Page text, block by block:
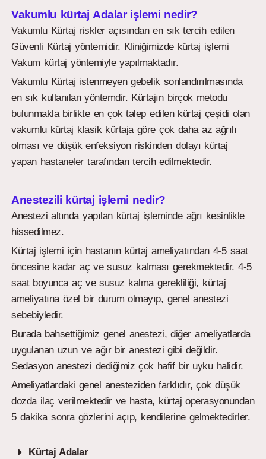
Vakumlu kürtaj Adalar işlemi nedir?
Vakumlu Kürtaj riskler açısından en sık tercih edilen
Güvenli Kürtaj yöntemidir. Kliniğimizde kürtaj işlemi
Vakum kürtaj yöntemiyle yapılmaktadır.
Vakumlu Kürtaj istenmeyen gebelik sonlandırılmasında
en sık kullanılan yöntemdir. Kürtajın birçok metodu
bulunmakla birlikte en çok talep edilen kürtaj çeşidi olan
vakumlu kürtaj klasik kürtaja göre çok daha az ağrılı
olması ve düşük enfeksiyon riskinden dolayı kürtaj
yapan hastaneler tarafından tercih edilmektedir.
Anestezili kürtaj işlemi nedir?
Anestezi altında yapılan kürtaj işleminde ağrı kesinlikle
hissedilmez.
Kürtaj işlemi için hastanın kürtaj ameliyatından 4-5 saat
öncesine kadar aç ve susuz kalması gerekmektedir. 4-5
saat boyunca aç ve susuz kalma gerekliliği, kürtaj
ameliyatına özel bir durum olmayıp, genel anestezi
sebebiyledir.
Burada bahsettiğimiz genel anestezi, diğer ameliyatlarda
uygulanan uzun ve ağır bir anestezi gibi değildir.
Sedasyon anestezi dediğimiz çok hafif bir uyku halidir.
Ameliyatlardaki genel anesteziden farklıdır, çok düşük
dozda ilaç verilmektedir ve hasta, kürtaj operasyonundan
5 dakika sonra gözlerini açıp, kendilerine gelmektedirler.
Kürtaj Adalar